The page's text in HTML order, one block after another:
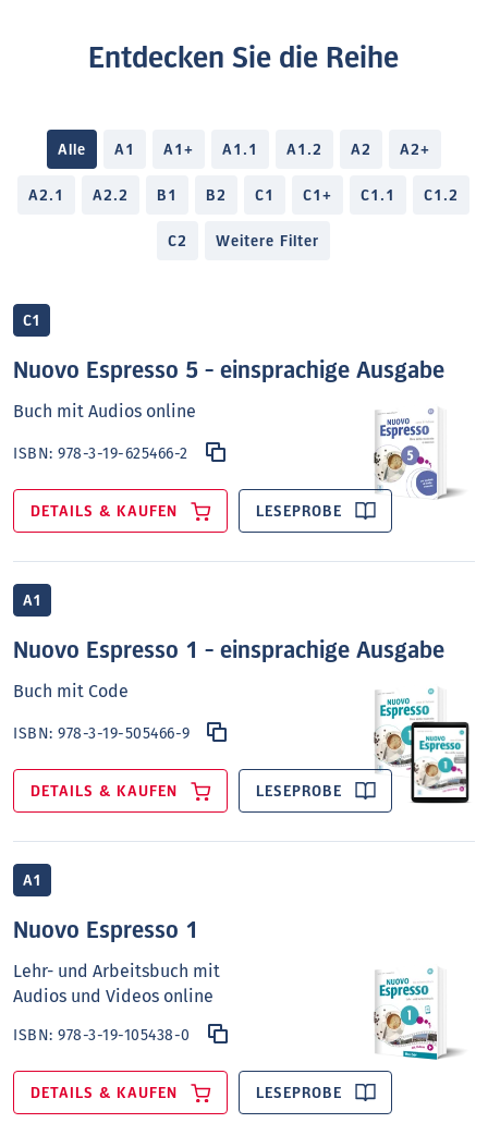
Entdecken Sie die Reihe
Alle A1 A1+ A1.1 A1.2 A2 A2+
A2.1 A2.2 B1 B2 C1 C1+ C1.1 C1.2
C2 Weitere Filter
C1
Nuovo Espresso 5 - einsprachige Ausgabe
Buch mit Audios online
ISBN:978-3-19-625466-2
DETAILS & KAUFEN LESEPROBE
A1
Nuovo Espresso 1 - einsprachige Ausgabe
Buch mit Code
ISBN:978-3-19-505466-9
DETAILS & KAUFEN LESEPROBE
A1
Nuovo Espresso 1
Lehr- und Arbeitsbuch mit
Audios und Videos online
ISBN:978-3-19-105438-0
DETAILS & KAUFEN LESEPROBE